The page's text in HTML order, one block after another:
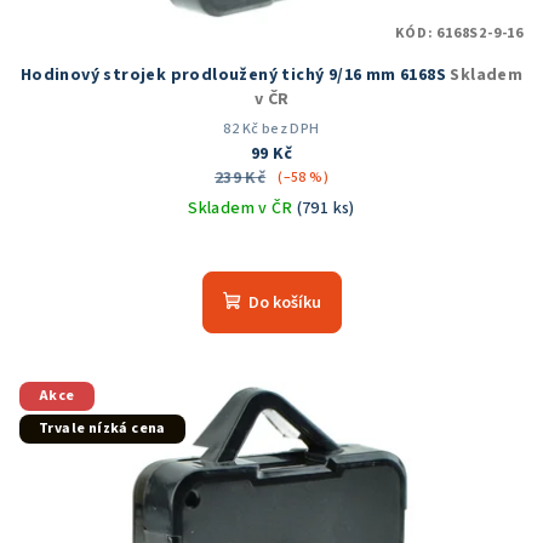
Hodinový strojek prodloužený tichý 9/16 mm 6168S Skladem
v ČR
82 Kč bez DPH
99 Kč
239 Kč (–58 %)
Skladem v ČR (791 ks)
hodnocení
produktu
5
hvězdiček.
Do košíku
KÓD: 6168S2-9-16
Akce
Trvale nízká cena